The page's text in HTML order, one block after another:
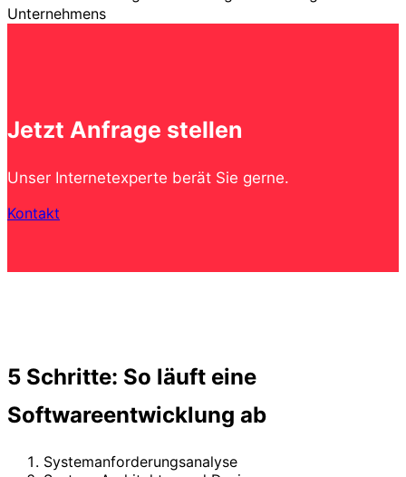
Unternehmens
Jetzt Anfrage stellen
Unser Internetexperte berät Sie gerne.
Kontakt
5 Schritte: So läuft eine
Softwareentwicklung ab
Systemanforderungsanalyse